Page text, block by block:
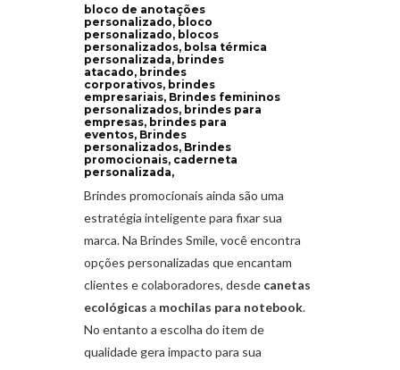
bloco de anotações
personalizado, bloco
personalizado, blocos
personalizados, bolsa térmica
personalizada, brindes
atacado, brindes
corporativos, brindes
empresariais, Brindes femininos
personalizados, brindes para
empresas, brindes para
eventos, Brindes
personalizados, Brindes
promocionais, caderneta
personalizada,
Brindes promocionais ainda são uma
estratégia inteligente para fixar sua
marca. Na Brindes Smile, você encontra
opções personalizadas que encantam
clientes e colaboradores, desde canetas
ecológicas a mochilas para notebook.
No entanto a escolha do item de
qualidade gera impacto para sua